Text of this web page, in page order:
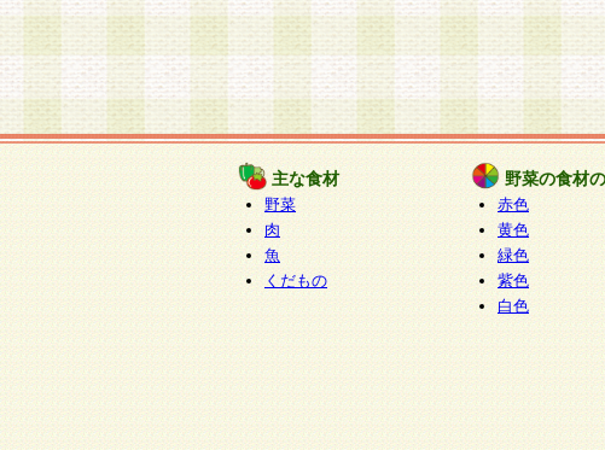
主な食材
野菜
肉
魚
くだもの
野菜の食材
赤色
黄色
緑色
紫色
白色